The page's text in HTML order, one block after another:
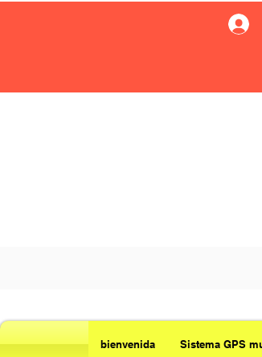
bienvenida Sistema GPS